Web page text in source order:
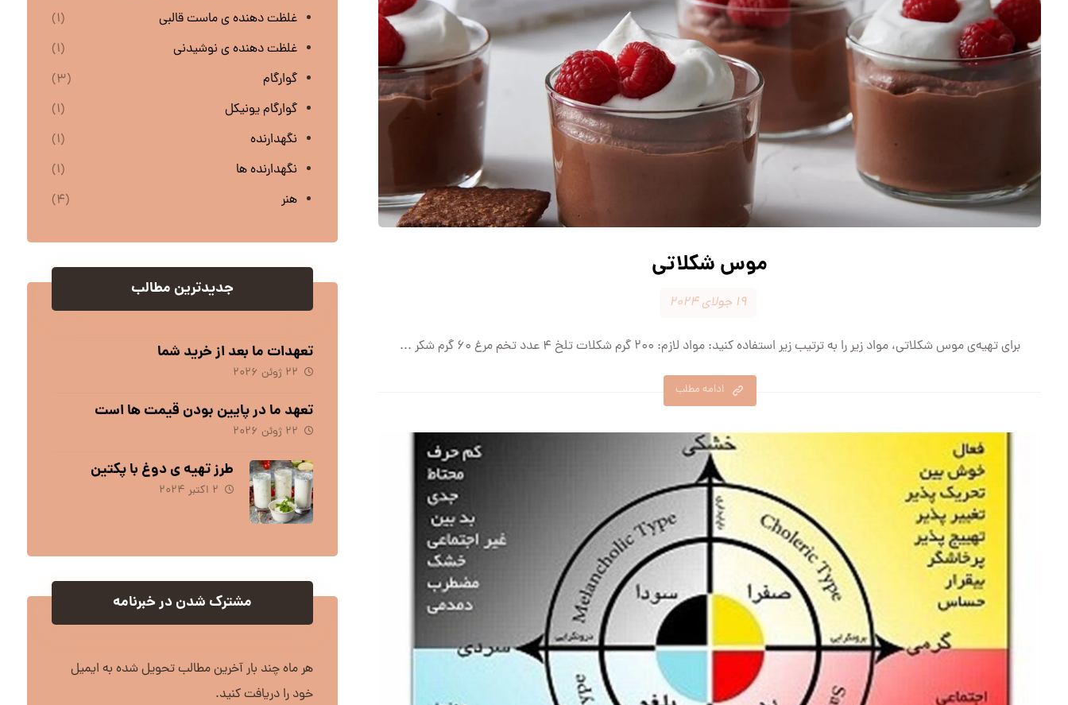
موس شکلاتی
۱۹ جولای ۲۰۲۴
برای تهیه‌ی موس شکلاتی، مواد زیر را به ترتیب زیر استفاده کنید: مواد لازم: ۲۰۰ گرم شکلات تلخ ۴ عدد تخم مرغ ۶۰ گرم شکر ...
ادامه مطلب
غلظت دهنده ی ماست قالبی
(۱)
غلظت دهنده ی نوشیدنی
(۱)
گوارگام
(۳)
گوارگام یونیکل
(۱)
نگهدارنده
(۱)
نگهدارنده ها
(۱)
هنر
(۴)
جدیدترین مطالب
تعهدات ما بعد از خرید شما
۲۲ ژوئن ۲۰۲۶
تعهد ما در پایین بودن قیمت ها است
۲۲ ژوئن ۲۰۲۶
طرز تهیه ی دوغ با پکتین
۲ اکتبر ۲۰۲۴
مشترک شدن در خبرنامه
هر ماه چند بار آخرین مطالب تحویل شده به ایمیل
خود را دریافت کنید.